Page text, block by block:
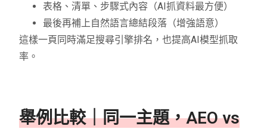
表格、清單、步驟式內容（AI抓資料最方便）
最後再補上自然語言總結段落（增強語意）
這樣一頁同時滿足搜尋引擎排名，也提高AI模型抓取
率。
舉例比較｜同一主題，AEO vs